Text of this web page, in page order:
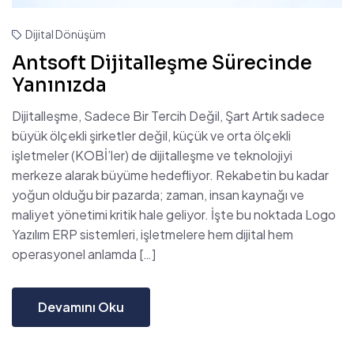
Dijital Dönüşüm
Antsoft Dijitalleşme Sürecinde
Yanınızda
Dijitalleşme, Sadece Bir Tercih Değil, Şart Artık sadece
büyük ölçekli şirketler değil, küçük ve orta ölçekli
işletmeler (KOBİ’ler) de dijitalleşme ve teknolojiyi
merkeze alarak büyüme hedefliyor. Rekabetin bu kadar
yoğun olduğu bir pazarda; zaman, insan kaynağı ve
maliyet yönetimi kritik hale geliyor. İşte bu noktada Logo
Yazılım ERP sistemleri, işletmelere hem dijital hem
operasyonel anlamda […]
Devamını Oku